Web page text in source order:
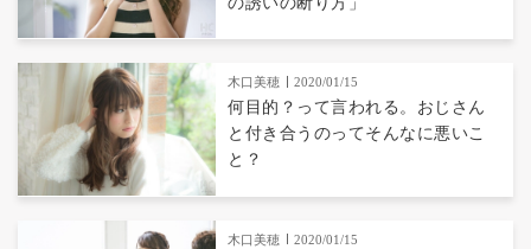
木口美穂 2020/01/15
何目的？って言われる。おじさん
と付き合うのってそんなに悪いこ
と？
木口美穂 2020/01/15